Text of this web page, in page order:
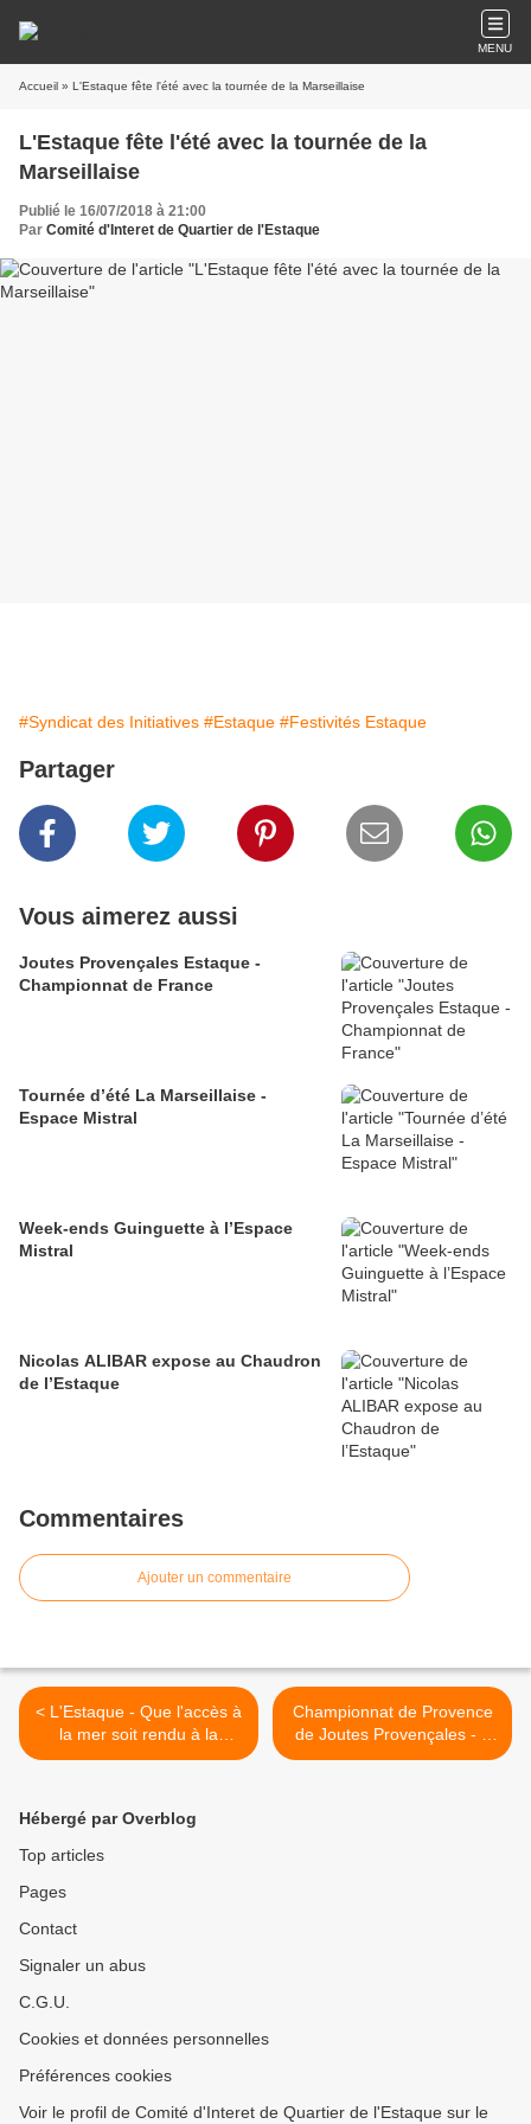
MENU
Accueil » L'Estaque fête l'été avec la tournée de la Marseillaise
L'Estaque fête l'été avec la tournée de la
Marseillaise
Publié le 16/07/2018 à 21:00
Par Comité d'Interet de Quartier de l'Estaque
#Syndicat des Initiatives #Estaque #Festivités Estaque
Partager
Vous aimerez aussi
Joutes Provençales Estaque -
Championnat de France
Tournée d’été La Marseillaise -
Espace Mistral
Week-ends Guinguette à l’Espace
Mistral
Nicolas ALIBAR expose au Chaudron
de l’Estaque
Commentaires
Ajouter un commentaire
< L'Estaque - Que l'accès à
la mer soit rendu à la
population !
Championnat de Provence
de Joutes Provençales - 5
Aout 2018 - Estaque >
Hébergé par Overblog
Top articles
Pages
Contact
Signaler un abus
C.G.U.
Cookies et données personnelles
Préférences cookies
Voir le profil de Comité d'Interet de Quartier de l'Estaque sur le